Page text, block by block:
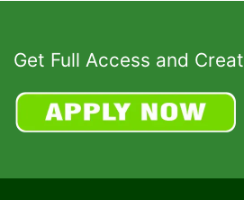
Get Full Access and